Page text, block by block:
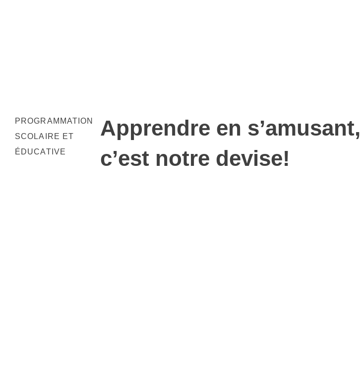
PROGRAMMATION
SCOLAIRE ET
ÉDUCATIVE
Apprendre en s’amusant,
c’est notre devise!